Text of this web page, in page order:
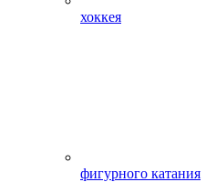
хоккея
фигурного катания